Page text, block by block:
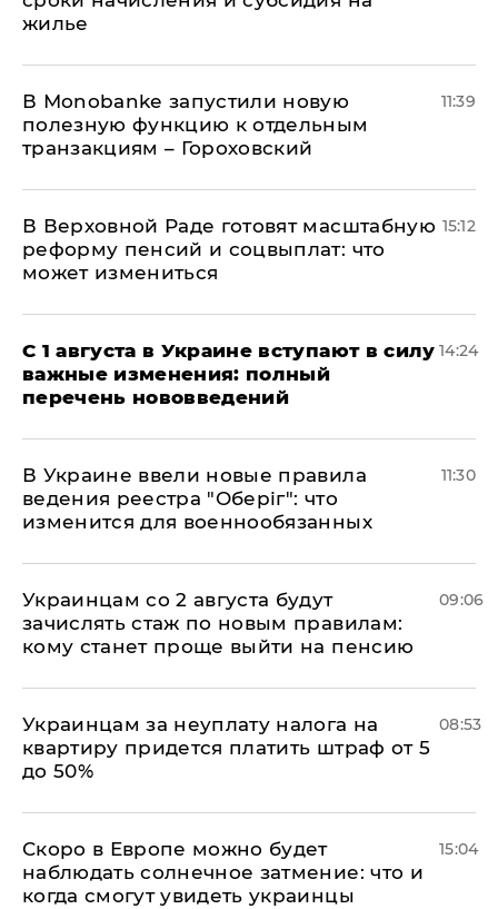
жилье
В Мonobankе запустили новую
полезную функцию к отдельным
транзакциям – Гороховский
11:39
В Верховной Раде готовят масштабную
реформу пенсий и соцвыплат: что
может измениться
15:12
С 1 августа в Украине вступают в силу
важные изменения: полный
перечень нововведений
14:24
В Украине ввели новые правила
ведения реестра "Оберіг": что
изменится для военнообязанных
11:30
Украинцам со 2 августа будут
зачислять стаж по новым правилам:
кому станет проще выйти на пенсию
09:06
Украинцам за неуплату налога на
квартиру придется платить штраф от 5
до 50%
08:53
Скоро в Европе можно будет
наблюдать солнечное затмение: что и
когда смогут увидеть украинцы
15:04